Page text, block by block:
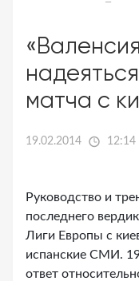
матча с
19.02.2014 12:14
Руководство и
последнего
Лиги Европы с
испанские СМИ.
ответ